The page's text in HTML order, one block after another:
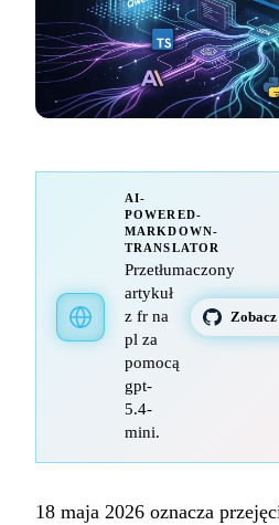
AI-
POWERED-
MARKDOWN-
TRANSLATOR
Przetłumaczony
artykuł
z fr na
pl za
pomocą
gpt-
5.4-
mini.
18 maja 2026 oznacza